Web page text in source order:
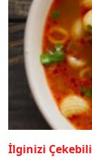
İlginizi